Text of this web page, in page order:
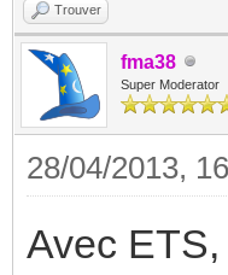
Trouver
fma38
Super Moderator
28/04/2013,
Avec